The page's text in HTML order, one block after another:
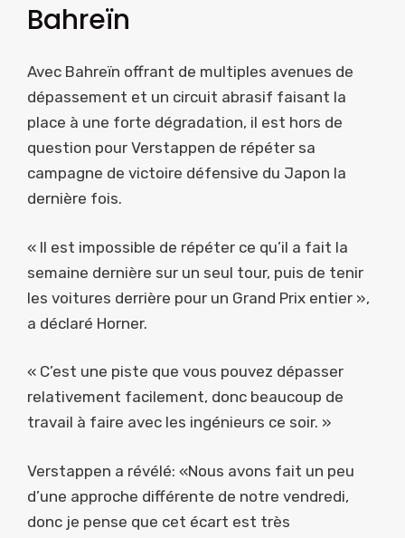
Bahreïn
Avec Bahreïn offrant de multiples avenues de
dépassement et un circuit abrasif faisant la
place à une forte dégradation, il est hors de
question pour Verstappen de répéter sa
campagne de victoire défensive du Japon la
dernière fois.
« Il est impossible de répéter ce qu’il a fait la
semaine dernière sur un seul tour, puis de tenir
les voitures derrière pour un Grand Prix entier »,
a déclaré Horner.
« C’est une piste que vous pouvez dépasser
relativement facilement, donc beaucoup de
travail à faire avec les ingénieurs ce soir. »
Verstappen a révélé: «Nous avons fait un peu
d’une approche différente de notre vendredi,
donc je pense que cet écart est très